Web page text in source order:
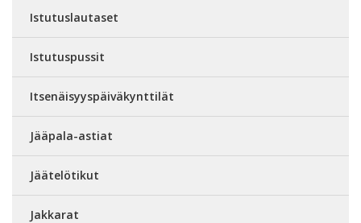
Istutuslautaset
Istutuspussit
Itsenäisyyspäiväkynttilät
Jääpala-astiat
Jäätelötikut
Jakkarat